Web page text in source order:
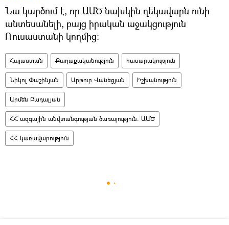
Նա կարծում է, որ ԱԱԾ նախկին ղեկավարն ունի
անտեսանելի, բայց իրական աջակցություն
Ռուսաստանի կողմից։
Հայաստան Քաղաքականություն հասարակություն
Նիկոլ Փաշինյան Արթուր Վանեցյան Իշխանություն
Արմեն Բադալյան
ՀՀ ազգային անվտանգության ծառայություն. ԱԱԾ
ՀՀ կառավարություն